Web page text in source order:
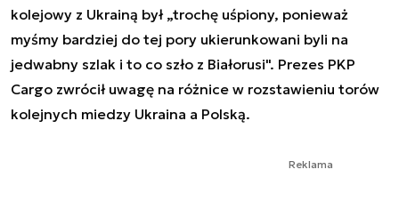
kolejowy z Ukrainą był „trochę uśpiony, ponieważ
myśmy bardziej do tej pory ukierunkowani byli na
jedwabny szlak i to co szło z Białorusi". Prezes PKP
Cargo zwrócił uwagę na różnice w rozstawieniu torów
kolejnych miedzy Ukraina a Polską.
Reklama